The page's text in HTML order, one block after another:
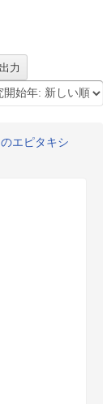
エピタキシ